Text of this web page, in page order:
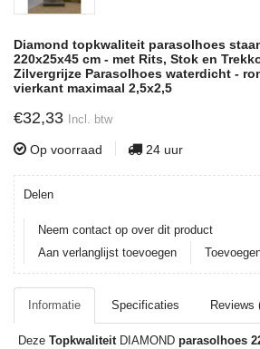
Diamond topkwaliteit parasolhoes
220x25x45 cm - met Rits, Stok en
Zilvergrijze Parasolhoes waterdicht -
vierkant maximaal 2,5x2,5
€32,33 Incl. btw
Op voorraad 24 uur
Delen
Neem contact op over dit product
Aan verlanglijst toevoegen
Informatie Specificaties Reviews
Deze TopkwaliteitDIAMOND parasolhoes